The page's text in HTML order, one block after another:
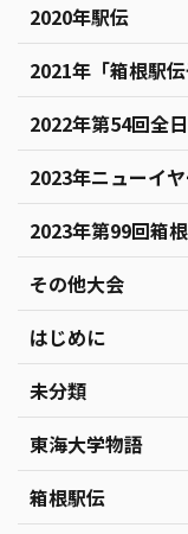
2020年駅伝
2021年「箱根駅
2022年第54回全
2023年ニューイ
2023年第99回箱
その他大会
はじめに
未分類
東海大学物語
箱根駅伝